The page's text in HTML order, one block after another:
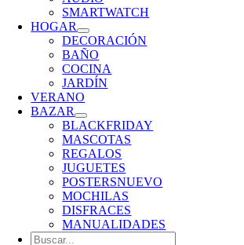
SMARTWATCH
HOGAR
DECORACIÓN
BAÑO
COCINA
JARDÍN
VERANO
BAZAR
BLACKFRIDAY
MASCOTAS
REGALOS
JUGUETES
POSTERSNUEVO
MOCHILAS
DISFRACES
MANUALIDADES
Buscar: